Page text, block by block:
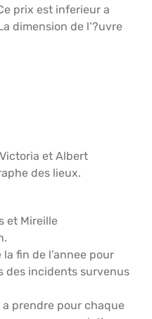
prix est inferieur a
dimension de l’?uvre
et Albert
des lieux.
et Mireille
fin de l’annee pour
des incidents survenus
prendre pour chaque